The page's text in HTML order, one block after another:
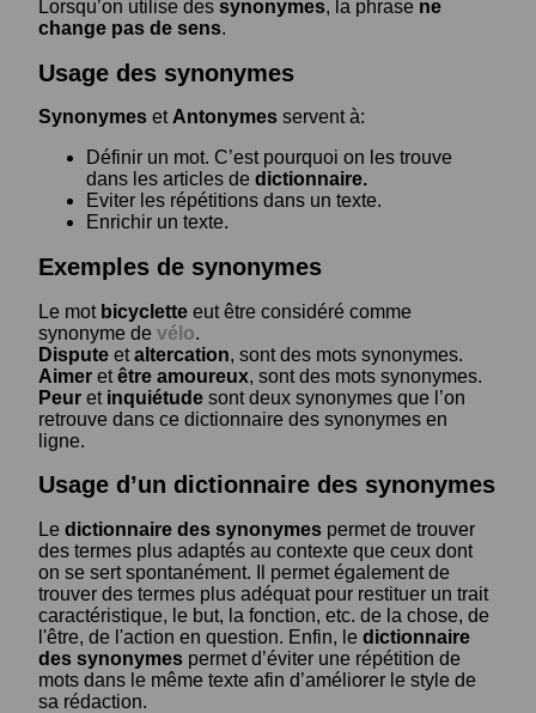
Lorsqu’on utilise des synonymes, la phrase ne
change pas de sens.
Usage des synonymes
Synonymes etAntonymes servent à:
Définir un mot. C’est pourquoi on les trouve
dans les articles de dictionnaire.
Eviter les répétitions dans un texte.
Enrichir un texte.
Exemples de synonymes
Le mot bicyclette eut être considéré comme
synonyme de vélo.
Dispute etaltercation, sont des mots synonymes.
Aimer etêtre amoureux, sont des mots synonymes.
Peur et inquiétude sont deux synonymes que l’on
retrouve dans ce dictionnaire des synonymes en
ligne.
Usage d’un dictionnaire des synonymes
Le dictionnaire des synonymes permet de trouver
des termes plus adaptés au contexte que ceux dont
on se sert spontanément. Il permet également de
trouver des termes plus adéquat pour restituer un trait
caractéristique, le but, la fonction, etc. de la chose, de
l'être, de l'action en question. Enfin, le dictionnaire
des synonymes permet d’éviter une répétition de
mots dans le même texte afin d’améliorer le style de
sa rédaction.